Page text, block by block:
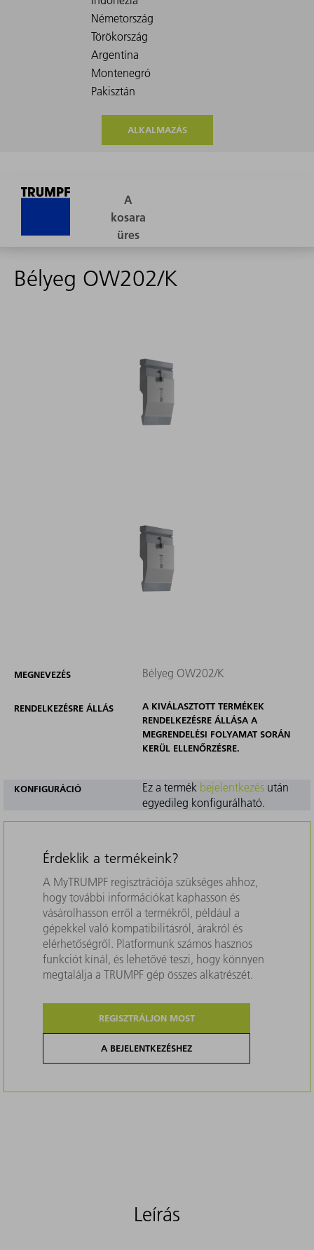
ALKALMAZÁS
Bélyeg OW202/K
MEGNEVEZÉS Bélyeg OW202/K
RENDELKEZÉSRE ÁLLÁS
A KIVÁLASZTOTT TERMÉKEK
RENDELKEZÉSRE ÁLLÁSA A
MEGRENDELÉSI FOLYAMAT SORÁN
KERÜL ELLENŐRZÉSRE.
KONFIGURÁCIÓ Ez a termék bejelentkezésután
egyedileg konfigurálható.
Érdeklik a termékeink?
A MyTRUMPF regisztrációja szükséges ahhoz,
hogy további információkat kaphasson és
vásárolhasson erről a termékről, például a
gépekkel való kompatibilitásról, árakról és
elérhetőségről. Platformunk számos hasznos
funkciót kínál, és lehetővé teszi, hogy könnyen
megtalálja a TRUMPF gép összes alkatrészét.
REGISZTRÁLJON MOST
A BEJELENTKEZÉSHEZ
Leírás